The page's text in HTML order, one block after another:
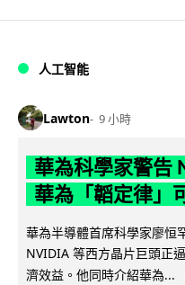
人工智能
Lawton 9 小時
華為科學家警告
華為「韜定律」
華為半導體首席科學家廖恒
NVIDIA 等西方晶片巨頭正
濟效益。他同時介紹華為...